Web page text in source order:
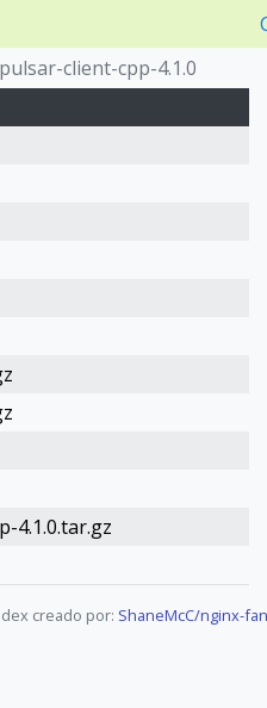
pulsar-client-cpp-4.1.0
4.1.0.tar.gz
creado por: ShaneMcC/nginx-